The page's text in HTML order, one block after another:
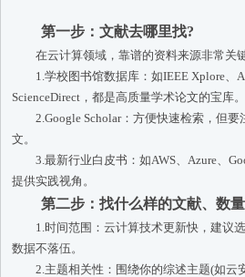
第一步：文献去哪里找?
在云计算领域，靠谱的资料来源非常关
1.学校图书馆数据库：如IEEE Xplore、
ScienceDirect，都是高质量学术论文的宝库。
2.Google Scholar：方便快速检索，但要
文。
3.最新行业白皮书：如AWS、Azure、
提供实践视角。
第二步：找什么样的文献、数量
1.时间范围：云计算技术更新快，建议选
数据不落伍。
2.主题相关性：围绕你的综述主题(如云